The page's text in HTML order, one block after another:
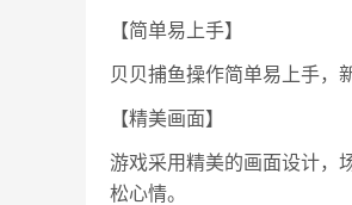
【简单易上手】
贝贝捕鱼操作简单易上手，
【精美画面】
游戏采用精美的画面设计，
松心情。